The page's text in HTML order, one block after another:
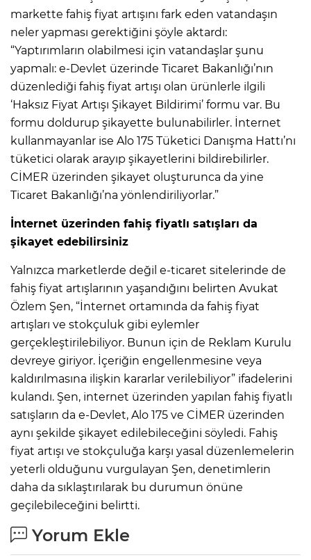
markette fahiş fiyat artışını fark eden vatandaşın
neler yapması gerektiğini şöyle aktardı:
“Yaptırımların olabilmesi için vatandaşlar şunu
yapmalı: e-Devlet üzerinde Ticaret Bakanlığı’nın
düzenlediği fahiş fiyat artışı olan ürünlerle ilgili
‘Haksız Fiyat Artışı Şikayet Bildirimi’ formu var. Bu
formu doldurup şikayette bulunabilirler. İnternet
kullanmayanlar ise Alo 175 Tüketici Danışma Hattı’nı
tüketici olarak arayıp şikayetlerini bildirebilirler.
CİMER üzerinden şikayet oluşturunca da yine
Ticaret Bakanlığı’na yönlendiriliyorlar.”
İnternet üzerinden fahiş fiyatlı satışları da
şikayet edebilirsiniz
Yalnızca marketlerde değil e-ticaret sitelerinde de
fahiş fiyat artışlarının yaşandığını belirten Avukat
Özlem Şen, “İnternet ortamında da fahiş fiyat
artışları ve stokçuluk gibi eylemler
gerçekleştirilebiliyor. Bunun için de Reklam Kurulu
devreye giriyor. İçeriğin engellenmesine veya
kaldırılmasına ilişkin kararlar verilebiliyor” ifadelerini
kulandı. Şen, internet üzerinden yapılan fahiş fiyatlı
satışların da e-Devlet, Alo 175 ve CİMER üzerinden
aynı şekilde şikayet edilebileceğini söyledi. Fahiş
fiyat artışı ve stokçuluğa karşı yasal düzenlemelerin
yeterli olduğunu vurgulayan Şen, denetimlerin
daha da sıklaştırılarak bu durumun önüne
geçilebileceğini belirtti.
Yorum Ekle